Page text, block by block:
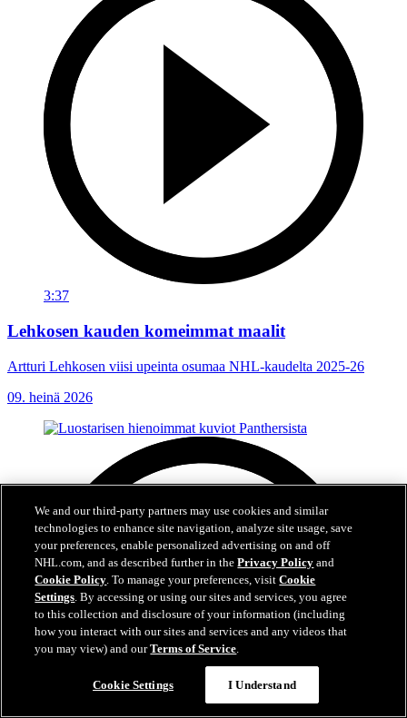
3:37
Lehkosen kauden komeimmat maalit
Artturi Lehkosen viisi upeinta osumaa NHL-kaudelta 2025-26
09. heinä 2026
We and our third-party partners may use cookies and similar
technologies to enhance site navigation, analyze site usage, save
your preferences, enable personalized advertising on and off
NHL.com, and as described further in thePrivacy Policy and
Cookie Policy. To manage your preferences, visitCookie
Settings. By accessing or using our sites and services, you agree
to this collection and disclosure of your information (including
how you interact with our sites and services and any videos that
you may view) and ourTerms of Service.
Cookie Settings I Understand